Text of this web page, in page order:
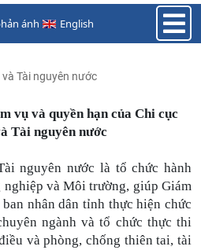
ánh English
Tài nguyên nước
vụ và quyền hạn của Chi cục
Tài nguyên nước
nguyên nước là tổ chức hành
và Môi trường, giúp Giám
nhân dân tỉnh thực hiện chức
ngành và tổ chức thực thi
và phòng, chống thiên tai, tài